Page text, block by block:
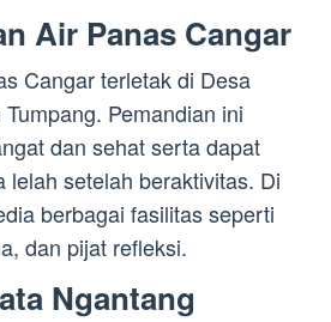
Air Panas Cangar
Cangar terletak di Desa
Pemandian ini
dan sehat serta dapat
lelah setelah beraktivitas. Di
berbagai fasilitas seperti
dan pijat refleksi.
Ngantang